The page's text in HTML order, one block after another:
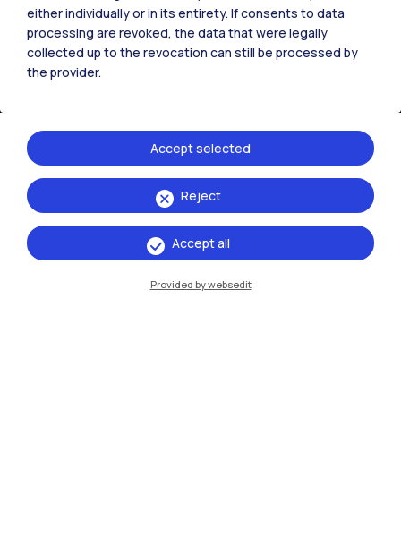
Milano Leonardo
Milano Bovisa
Cremona
either individually or in its entirety. If consents to data
processing are revoked, the data that were legally
collected up to the revocation can still be processed by
the provider.
Reject
Accept selected
Accept all
Provided by websedit